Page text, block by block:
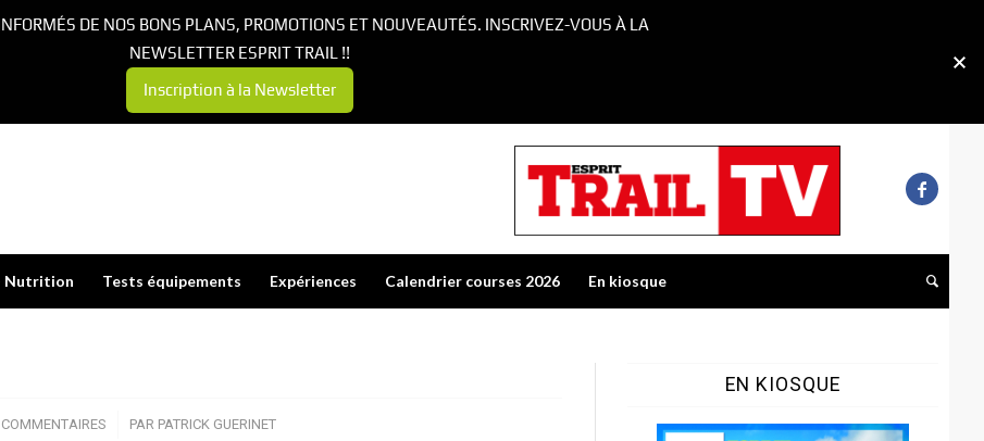
Nutrition Tests équipements Expériences Calendrier courses 2026 En kiosque
/ PAR PATRICK GUERINET
EN KIOSQUE
DE NOS BONS PLANS, PROMOTIONS ET NOUVEAUTÉS. INSCRIVEZ-VOUS À LA
NEWSLETTER ESPRIT TRAIL !!
Inscription à la Newsletter